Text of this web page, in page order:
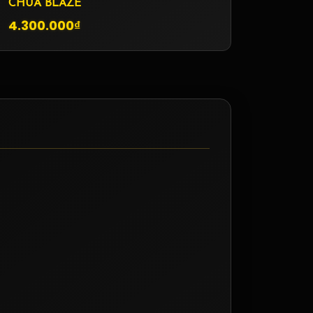
CHÚA BLAZE
4.300.000₫